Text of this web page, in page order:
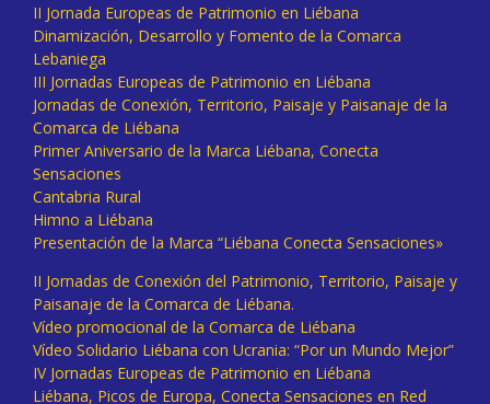
II Jornada Europeas de Patrimonio en Liébana
Dinamización, Desarrollo y Fomento de la Comarca
Lebaniega
III Jornadas Europeas de Patrimonio en Liébana
Jornadas de Conexión, Territorio, Paisaje y Paisanaje de la
Comarca de Liébana
Primer Aniversario de la Marca Liébana, Conecta
Sensaciones
Cantabria Rural
Himno a Liébana
Presentación de la Marca “Liébana Conecta Sensaciones»
II Jornadas de Conexión del Patrimonio, Territorio, Paisaje y
Paisanaje de la Comarca de Liébana.
Vídeo promocional de la Comarca de Liébana
Vídeo Solidario Liébana con Ucrania: “Por un Mundo Mejor”
IV Jornadas Europeas de Patrimonio en Liébana
Liébana, Picos de Europa, Conecta Sensaciones en Red